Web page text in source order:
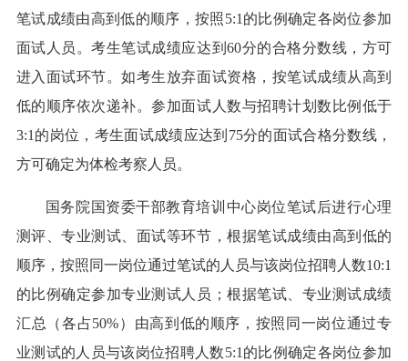
笔试成绩由高到低的顺序，按照5:1的比例确定各岗位参加
面试人员。考生笔试成绩应达到60分的合格分数线，方可
进入面试环节。如考生放弃面试资格，按笔试成绩从高到
低的顺序依次递补。参加面试人数与招聘计划数比例低于
3:1的岗位，考生面试成绩应达到75分的面试合格分数线，
方可确定为体检考察人员。
国务院国资委干部教育培训中心岗位笔试后进行心理
测评、专业测试、面试等环节，根据笔试成绩由高到低的
顺序，按照同一岗位通过笔试的人员与该岗位招聘人数10:1
的比例确定参加专业测试人员；根据笔试、专业测试成绩
汇总（各占50%）由高到低的顺序，按照同一岗位通过专
业测试的人员与该岗位招聘人数5:1的比例确定各岗位参加